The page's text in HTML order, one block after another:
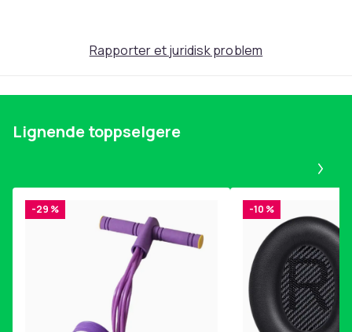
219cae3e-9d2a-4d7d-8b22-fcf639b687ea
Rapporter et juridisk problem
Lignende toppselgere
-29 % -10 %